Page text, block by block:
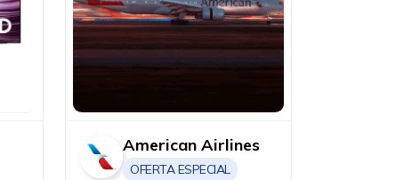
American Airlines
OFERTA ESPECIAL